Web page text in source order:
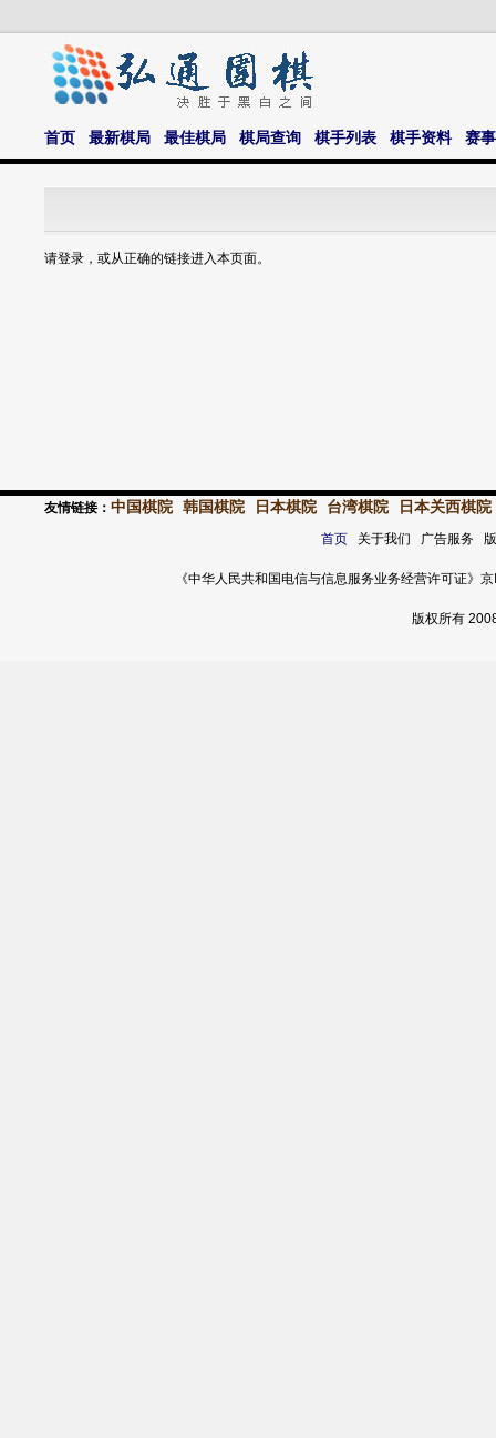
首页 最新棋局 最佳棋局 棋局查询 棋手列表 棋手资料 赛
请登录，或从正确的链接进入本页面。
友情链接： 中国棋院 韩国棋院 日本棋院 台湾棋院 日本关西棋院
首页关于我们 广告服务
《中华人民共和国电信与信息服务业务经营许可证
版权所有